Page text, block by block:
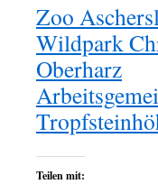
Zoo
Wildpark
Oberharz
Teilen mit: